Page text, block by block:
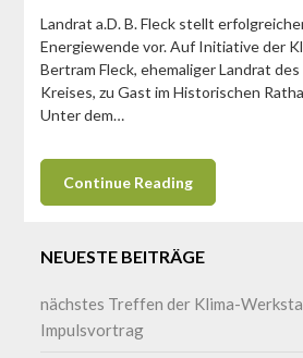
Landrat a.D. B. Fleck stellt
Energiewende vor. Auf Initiative der
Bertram Fleck, ehemaliger Landrat
Kreises, zu Gast im Historischen
Unter dem…
Continue Reading
NEUESTE BEITRÄGE
nächstes Treffen der Klima-
Impulsvortrag